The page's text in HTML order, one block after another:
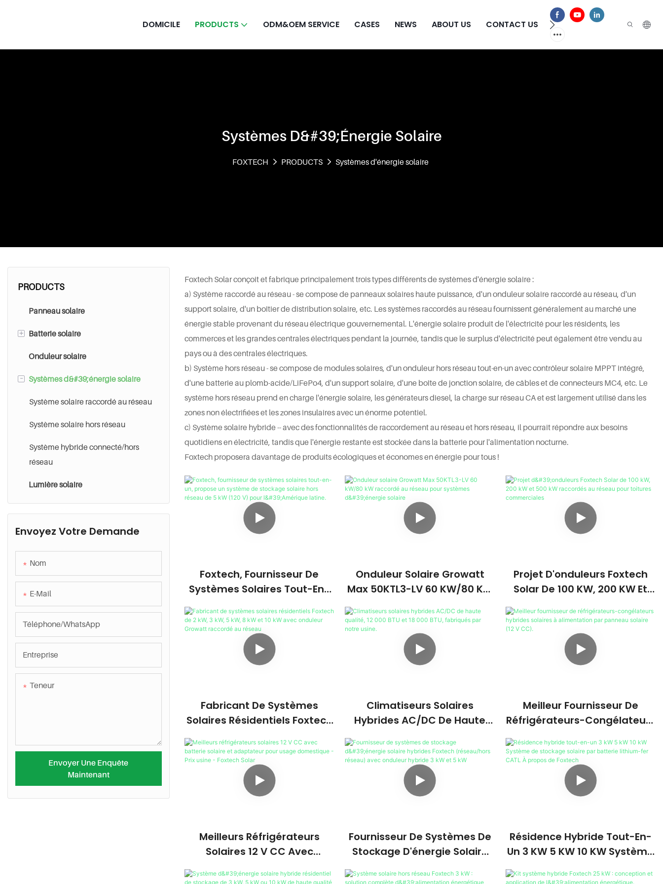
DOMICILE PRODUCTS ODM&OEM SERVICE CASES NEWS ABOUT US CONTACT US FAQ
Systèmes D&#39;énergie Solaire
FOXTECH PRODUCTS Systèmes d'énergie solaire
PRODUCTS
Panneau solaire
+ Batterie solaire
Batterie au plomb-acide
Batterie au lithium
Onduleur solaire
- Systèmes d&#39;énergie solaire
Système solaire raccordé au réseau
Système solaire hors réseau
Système hybride connecté/hors
réseau
Lumière solaire
Envoyez Votre Demande
Nom
E-Mail
Téléphone/WhatsApp
Entreprise
Teneur
Envoyer Une Enquête
Maintenant
Foxtech Solar conçoit et fabrique principalement trois types différents de systèmes d'énergie solaire :
a) Système raccordé au réseau - se compose de panneaux solaireshaute puissance, d'un onduleur solaire raccordé au réseau, d'un
support solaire, d'un boîtier de distribution solaire, etc. Les systèmes raccordés au réseau fournissent généralement au marché une
énergie stable provenant du réseau électrique gouvernemental. L'énergie solaire produit de l'électricité pour les résidents, les
commerces et les grandes centrales électriques pendant la journée, tandis que le surplus d'électricité peut également être vendu au
pays ou à des centrales électriques.
b) Système hors réseau - se compose de modules solaires, d'un onduleur hors réseau tout-en-un avec contrôleur solaire MPPT intégré,
d'une batterie au plomb-acide/LiFePo4, d'un support solaire, d'une boîte de jonction solaire, de câbles et de connecteurs MC4, etc. Le
système hors réseau prend en charge l'énergie solaire, les générateurs diesel, la charge sur réseau CA et est largement utilisé dans les
zones non électrifiées et les zones insulaires avec un énorme potentiel.
c) Système solaire hybride -- avec des fonctionnalités de raccordement au réseau et hors réseau, il pourrait répondre aux besoins
quotidiens en électricité, tandis que l'énergie restante est stockée dans la batterie pour l'alimentation nocturne.
Foxtech proposera davantage de produits écologiques et économes en énergie pour tous !
Foxtech, Fournisseur De
Systèmes Solaires Tout-En-
Un, Propose Un Système De
Stockage Solaire Hors
Réseau De 5 KW (120 V) Pour
L'Amérique Latine.
Onduleur Solaire Growatt
Max 50KTL3-LV 60 KW/80 KW
Systèmes D'énergie Solaire
Projet D'onduleurs Foxtech
Solar De 100 KW, 200 KW Et
500 KW Raccordés Au Réseau
Pour Toitures Commerciales
Fabricant De Systèmes
Solaires Résidentiels Foxtech
De 2 KW, 3 KW, 5 KW, 8 KW Et
10 KW Avec Onduleur
Growatt Raccordé Au Réseau
Climatiseurs Solaires
Hybrides AC/DC De Haute
Qualité, 12 000 BTU Et 18 000
BTU, Fabriqués Par Notre
Usine.
Meilleur Fournisseur De
Réfrigérateurs-Congélateurs
Alimentation Par Panneau
Solaire (12 V CC).
Meilleurs Réfrigérateurs
Solaires 12 V CC Avec
Adaptateur Pour Usage
Fournisseur De Systèmes De
Stockage D'énergie Solaire
(réseau/hors Réseau) Avec
Résidence Hybride Tout-En-
Un 3 KW 5 KW 10 KW Système
Batterie Lithium-Fer CATL À